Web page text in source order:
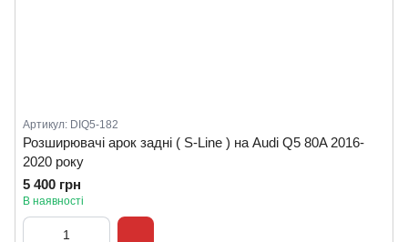
Артикул: DIQ5-182
Розширювачі арок задні ( S-Line ) на Audi Q5 80A 2016-
2020 року
5 400 грн
В наявності